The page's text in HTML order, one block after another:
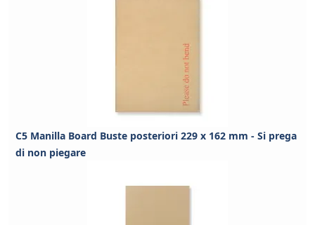
C5 Manilla Board Buste posteriori 229 x 162 mm - Si prega
di non piegare